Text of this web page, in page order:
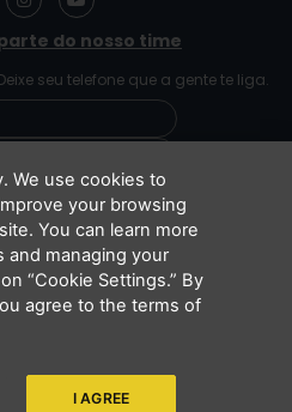
n
s
t
g
r
m
o
t
b
e
do nosso time
seu telefone que a gente te liga.
informações serão
oAviso de Privacidade
da Boa Vontade. Todos os direitos
We use cookies to
your browsing
You can learn more
and managing your
“Cookie Settings.” By
agree to the terms of
I AGREE